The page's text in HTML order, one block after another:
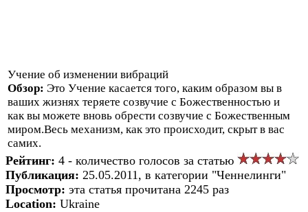
Учение об изменении вибраций
Обзор: Это Учение касается того, каким образом вы в
ваших жизнях теряете созвучие с Божественностью и
как вы можете вновь обрести созвучие с Божественным
миром.Весь механизм, как это происходит, скрыт в вас
самих.
Рейтинг: 4 - количество голосов за статью
Публикация: 25.05.2011, в категории "Ченнелинги"
Просмотр: эта статья прочитана 2245 раз
Location: Ukraine